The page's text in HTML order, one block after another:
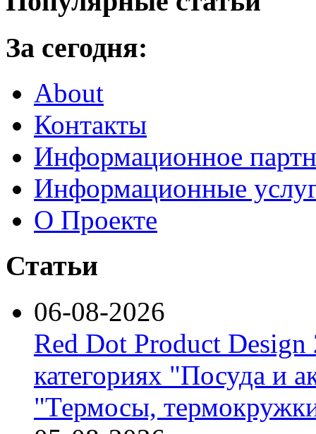
За сегодня:
About
Контакты
Информационное
Информационные
О Проекте
Статьи
06-08-2026
Red Dot Product Design
категориях "Посуда и
"Термосы,